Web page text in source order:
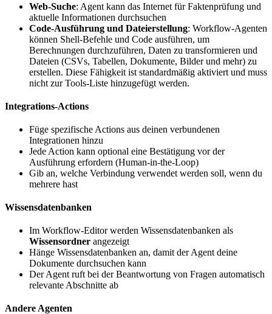
Web-Suche: Agent kann das Internet für Faktenprüfung und
aktuelle Informationen durchsuchen
Code-Ausführung und Dateierstellung: Workflow-Agenten
können Shell-Befehle und Code ausführen, um
Berechnungen durchzuführen, Daten zu transformieren und
Dateien (CSVs, Tabellen, Dokumente, Bilder und mehr) zu
erstellen. Diese Fähigkeit ist standardmäßig aktiviert und muss
nicht zur Tools-Liste hinzugefügt werden.
Integrations-Actions
Füge spezifische Actions aus deinen verbundenen
Integrationen hinzu
Jede Action kann optional eine Bestätigung vor der
Ausführung erfordern (Human-in-the-Loop)
Gib an, welche Verbindung verwendet werden soll, wenn du
mehrere hast
Wissensdatenbanken
Im Workflow-Editor werden Wissensdatenbanken als
Wissensordner angezeigt
Hänge Wissensdatenbanken an, damit der Agent deine
Dokumente durchsuchen kann
Der Agent ruft bei der Beantwortung von Fragen automatisch
relevante Abschnitte ab
Andere Agenten